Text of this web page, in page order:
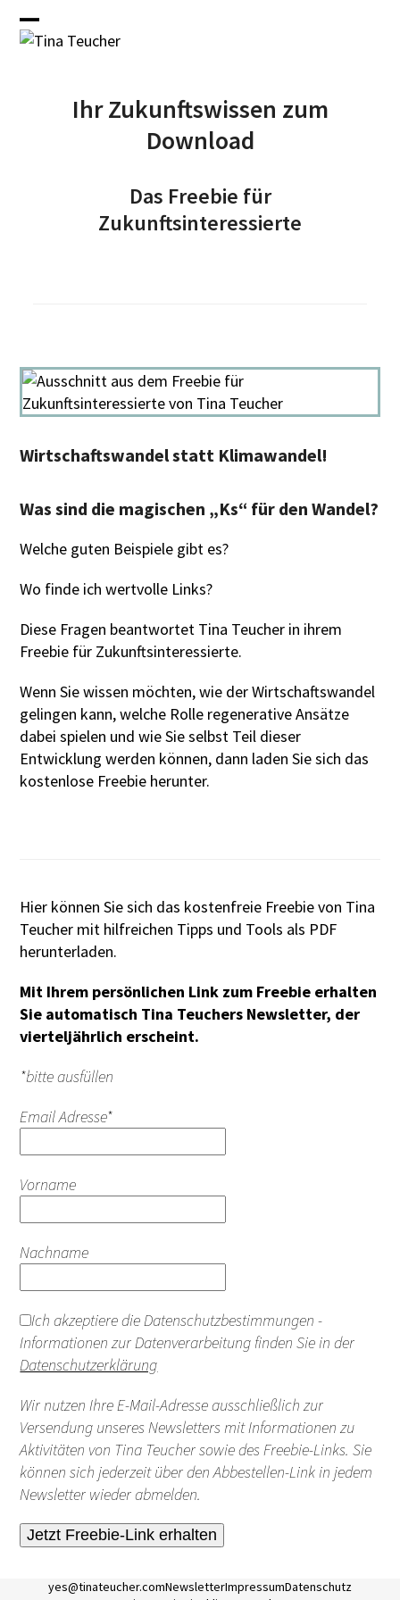
Open
Close
Ihr Zukunftswissen zum
Download
Das Freebie für
Zukunftsinteressierte
Wirtschaftswandel statt Klimawandel!
Was sind die magischen „Ks“ für den Wandel?
Welche guten Beispiele gibt es?
Wo finde ich wertvolle Links?
Diese Fragen beantwortet Tina Teucher in ihrem
Freebie für Zukunftsinteressierte.
Wenn Sie wissen möchten, wie der Wirtschaftswandel
gelingen kann, welche Rolle regenerative Ansätze
dabei spielen und wie Sie selbst Teil dieser
Entwicklung werden können, dann laden Sie sich das
kostenlose Freebie herunter.
Hier können Sie sich das kostenfreie Freebie von Tina
Teucher mit hilfreichen Tipps und Tools als PDF
herunterladen.
Mit Ihrem persönlichen Link zum Freebie erhalten
Sie automatisch Tina Teuchers Newsletter, der
vierteljährlich erscheint.
*bitte ausfüllen
Email Adresse*
Vorname
Nachname
Ich akzeptiere die Datenschutzbestimmungen -
Informationen zur Datenverarbeitung finden Sie in der
Datenschutzerklärung
Wir nutzen Ihre E-Mail-Adresse ausschließlich zur
Versendung unseres Newsletters mit Informationen zu
Aktivitäten von Tina Teucher sowie des Freebie-Links. Sie
können sich jederzeit über den Abbestellen-Link in jedem
Newsletter wieder abmelden.
yes@tinateucher.comNewsletterImpressumDatenschutz